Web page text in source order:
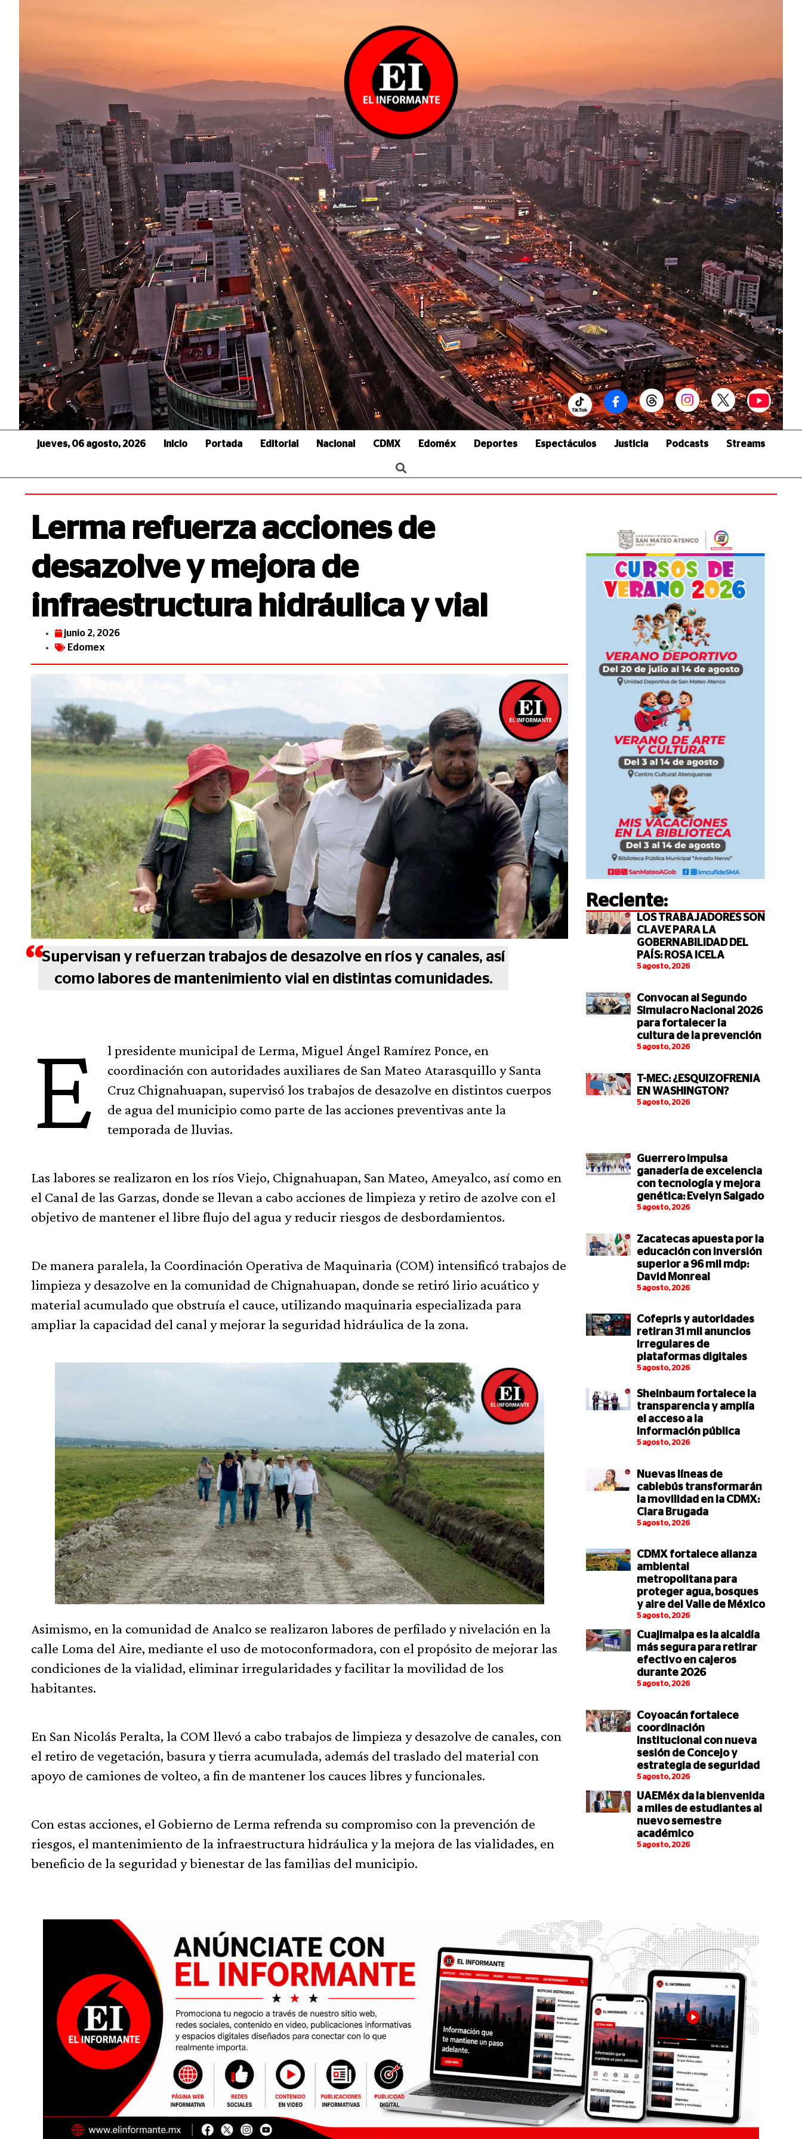
jueves, 06 agosto, 2026 Inicio Portada Editorial Nacional CDMX Edoméx Deportes Espectáculos Justicia Podcasts Streams
Lerma refuerza acciones de
desazolve y mejora de
infraestructura hidráulica y vial
junio 2, 2026
Edomex
Supervisan y refuerzan trabajos de desazolve en ríos y canales, así
como labores de mantenimiento vial en distintas comunidades.
E
l presidente municipal de Lerma, Miguel Ángel Ramírez Ponce, en
coordinación con autoridades auxiliares de San Mateo Atarasquillo y Santa
Cruz Chignahuapan, supervisó los trabajos de desazolve en distintos cuerpos
de agua del municipio como parte de las acciones preventivas ante la
temporada de lluvias.
Las labores se realizaron en los ríos Viejo, Chignahuapan, San Mateo, Ameyalco, así como en
el Canal de las Garzas, donde se llevan a cabo acciones de limpieza y retiro de azolve con el
objetivo de mantener el libre flujo del agua y reducir riesgos de desbordamientos.
De manera paralela, la Coordinación Operativa de Maquinaria (COM) intensificó trabajos de
limpieza y desazolve en la comunidad de Chignahuapan, donde se retiró lirio acuático y
material acumulado que obstruía el cauce, utilizando maquinaria especializada para
ampliar la capacidad del canal y mejorar la seguridad hidráulica de la zona.
Asimismo, en la comunidad de Analco se realizaron labores de perfilado y nivelación en la
calle Loma del Aire, mediante el uso de motoconformadora, con el propósito de mejorar las
condiciones de la vialidad, eliminar irregularidades y facilitar la movilidad de los
habitantes.
En San Nicolás Peralta, la COM llevó a cabo trabajos de limpieza y desazolve de canales, con
el retiro de vegetación, basura y tierra acumulada, además del traslado del material con
apoyo de camiones de volteo, a fin de mantener los cauces libres y funcionales.
Con estas acciones, el Gobierno de Lerma refrenda su compromiso con la prevención de
riesgos, el mantenimiento de la infraestructura hidráulica y la mejora de las vialidades, en
beneficio de la seguridad y bienestar de las familias del municipio.
Reciente:
LOS TRABAJADORES SON
CLAVE PARA LA
GOBERNABILIDAD DEL
PAÍS: ROSA ICELA
5 agosto, 2026
Convocan al Segundo
Simulacro Nacional 2026
para fortalecer la
cultura de la prevención
5 agosto, 2026
T-MEC: ¿ESQUIZOFRENIA
EN WASHINGTON?
5 agosto, 2026
Guerrero impulsa
ganadería de excelencia
con tecnología y mejora
genética: Evelyn Salgado
5 agosto, 2026
Zacatecas apuesta por la
educación con inversión
superior a 96 mil mdp:
David Monreal
5 agosto, 2026
Cofepris y autoridades
retiran 31 mil anuncios
irregulares de
plataformas digitales
5 agosto, 2026
Sheinbaum fortalece la
transparencia y amplía
el acceso a la
información pública
5 agosto, 2026
Nuevas líneas de
cablebús transformarán
la movilidad en la CDMX:
Clara Brugada
5 agosto, 2026
CDMX fortalece alianza
ambiental
metropolitana para
proteger agua, bosques
y aire del Valle de México
5 agosto, 2026
Cuajimalpa es la alcaldía
más segura para retirar
efectivo en cajeros
durante 2026
5 agosto, 2026
Coyoacán fortalece
coordinación
institucional con nueva
sesión de Concejo y
estrategia de seguridad
5 agosto, 2026
UAEMéx da la bienvenida
a miles de estudiantes al
nuevo semestre
académico
5 agosto, 2026